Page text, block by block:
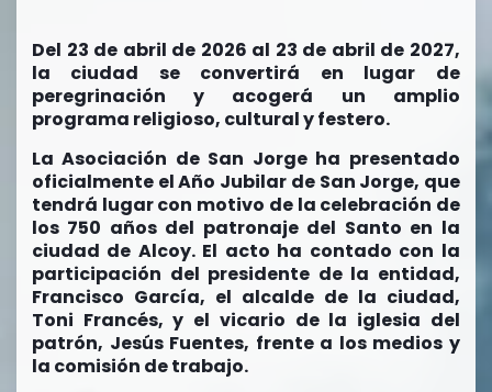
Del 23 de abril de 2026 al 23 de abril de 2027,
la ciudad se convertirá en lugar de
peregrinación y acogerá un amplio
programa religioso, cultural y festero.
La Asociación de San Jorge ha presentado
oficialmente el Año Jubilar de San Jorge, que
tendrá lugar con motivo de la celebración de
los 750 años del patronaje del Santo en la
ciudad de Alcoy. El acto ha contado con la
participación del presidente de la entidad,
Francisco García, el alcalde de la ciudad,
Toni Francés, y el vicario de la iglesia del
patrón, Jesús Fuentes, frente a los medios y
la comisión de trabajo.